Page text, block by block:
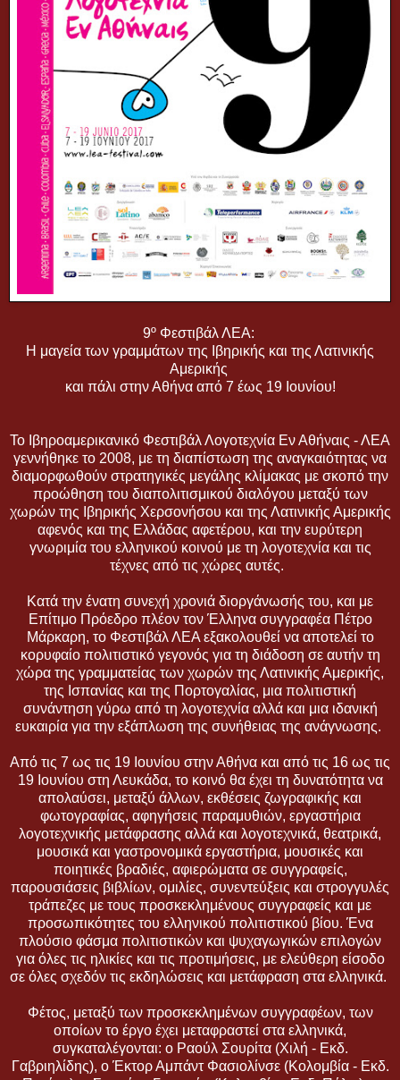
9º Φεστιβάλ ΛΕΑ:
Η μαγεία των γραμμάτων της Ιβηρικής και της Λατινικής
Αμερικής
και πάλι στην Αθήνα από 7 έως 19 Ιουνίου!
Το Ιβηροαμερικανικό Φεστιβάλ Λογοτεχνία Εν Αθήναις - ΛΕΑ
γεννήθηκε το 2008, με τη διαπίστωση της αναγκαιότητας να
διαμορφωθούν στρατηγικές μεγάλης κλίμακας με σκοπό την
προώθηση του διαπολιτισμικού διαλόγου μεταξύ των
χωρών της Ιβηρικής Χερσονήσου και της Λατινικής Αμερικής
αφενός και της Ελλάδας αφετέρου, και την ευρύτερη
γνωριμία του ελληνικού κοινού με τη λογοτεχνία και τις
τέχνες από τις χώρες αυτές.
Κατά την ένατη συνεχή χρονιά διοργάνωσής του, και με
Επίτιμο Πρόεδρο πλέον τον Έλληνα συγγραφέα Πέτρο
Μάρκαρη, το Φεστιβάλ ΛΕΑ εξακολουθεί να αποτελεί το
κορυφαίο πολιτιστικό γεγονός για τη διάδοση σε αυτήν τη
χώρα της γραμματείας των χωρών της Λατινικής Αμερικής,
της Ισπανίας και της Πορτογαλίας, μια πολιτιστική
συνάντηση γύρω από τη λογοτεχνία αλλά και μια ιδανική
ευκαιρία για την εξάπλωση της συνήθειας της ανάγνωσης.
Από τις 7 ως τις 19 Ιουνίου στην Αθήνα και από τις 16 ως τις
19 Ιουνίου στη Λευκάδα, το κοινό θα έχει τη δυνατότητα να
απολαύσει, μεταξύ άλλων, εκθέσεις ζωγραφικής και
φωτογραφίας, αφηγήσεις παραμυθιών, εργαστήρια
λογοτεχνικής μετάφρασης αλλά και λογοτεχνικά, θεατρικά,
μουσικά και γαστρονομικά εργαστήρια, μουσικές και
ποιητικές βραδιές, αφιερώματα σε συγγραφείς,
παρουσιάσεις βιβλίων, ομιλίες, συνεντεύξεις και στρογγυλές
τράπεζες με τους προσκεκλημένους συγγραφείς και με
προσωπικότητες του ελληνικού πολιτιστικού βίου. Ένα
πλούσιο φάσμα πολιτιστικών και ψυχαγωγικών επιλογών
για όλες τις ηλικίες και τις προτιμήσεις, με ελεύθερη είσοδο
σε όλες σχεδόν τις εκδηλώσεις και μετάφραση στα ελληνικά.
Φέτος, μεταξύ των προσκεκλημένων συγγραφέων, των
οποίων το έργο έχει μεταφραστεί στα ελληνικά,
συγκαταλέγονται: ο Ραούλ Σουρίτα (Χιλή - Εκδ.
Γαβριηλίδης), ο Έκτορ Αμπάντ Φασιολίνσε (Κολομβία - Εκδ.